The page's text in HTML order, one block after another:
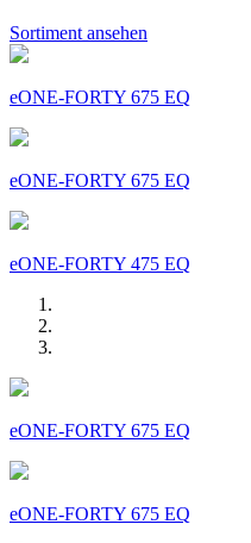
Sortiment ansehen
eONE-FORTY 675 EQ
eONE-FORTY 675 EQ
eONE-FORTY 475 EQ
eONE-FORTY 675 EQ
eONE-FORTY 675 EQ